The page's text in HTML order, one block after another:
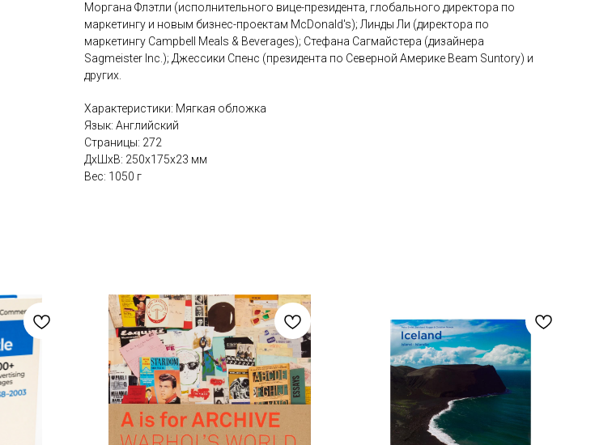
Моргана Флэтли (исполнительного вице-президента, глобального директора по
маркетингу и новым бизнес-проектам McDonald's); Линды Ли (директора по
маркетингу Campbell Meals & Beverages); Стефана Сагмайстера (дизайнера
Sagmeister Inc.); Джессики Спенс (президента по Северной Америке Beam Suntory) и
других.
Характеристики: Мягкая обложка
Язык: Английский
Страницы: 272
ДxШxВ: 250x175x23 мм
Вес: 1050 г